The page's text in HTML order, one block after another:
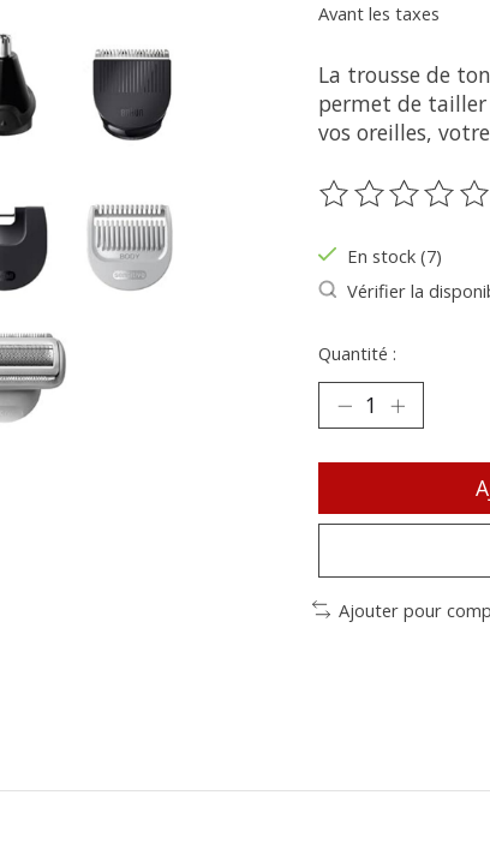
Avant les taxes
La trousse de
permet de tailler
vos oreilles,
Ce produit est
En stock (7)
Vérifier la
Quantité :
Ajouter pour